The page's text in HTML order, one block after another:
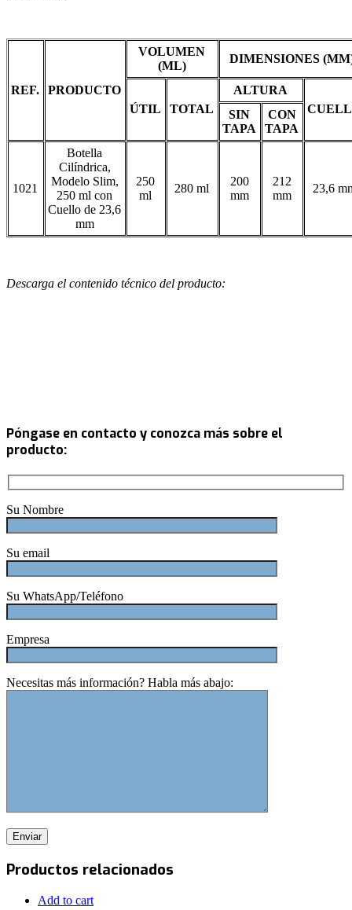
REF. PRODUCTO
VOLUMEN
(ML)
DIMENSIONES
ÚTIL TOTAL
ALTURA
SIN
TAPA
CON
TAPA
1021
Botella
Cilíndrica,
Modelo Slim,
250 ml con
Cuello de 23,6
mm
250
ml
280 ml
200
mm
212
mm
23,6
Descarga el contenido técnico del producto:
Póngase en contacto y conozca más sobre el
producto:
Su Nombre
Su email
Su WhatsApp/Teléfono
Empresa
Necesitas más información? Habla más abajo:
Productos relacionados
Add to cart